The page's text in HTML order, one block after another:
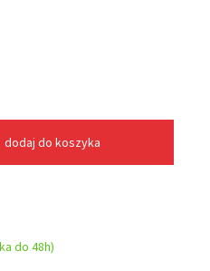
dodaj do koszyka
do 48h)